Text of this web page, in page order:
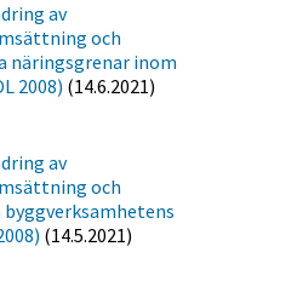
av
och
näringsgrenar inom
2008) (14.6.2021)
av
och
(14.5.2021)